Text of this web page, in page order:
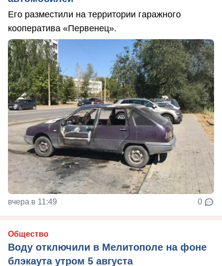
Его разместили на территории гаражного
кооператива «Первенец».
вчера в 11:49 0
Общество
Воду отключили в Мелитополе на фоне
блэкаута утром 5 августа